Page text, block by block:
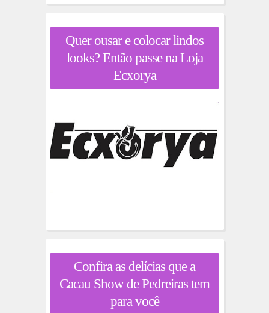
Quer ousar e colocar lindos
looks? Então passe na Loja
Ecxorya
Confira as delícias que a
Cacau Show de Pedreiras tem
para você